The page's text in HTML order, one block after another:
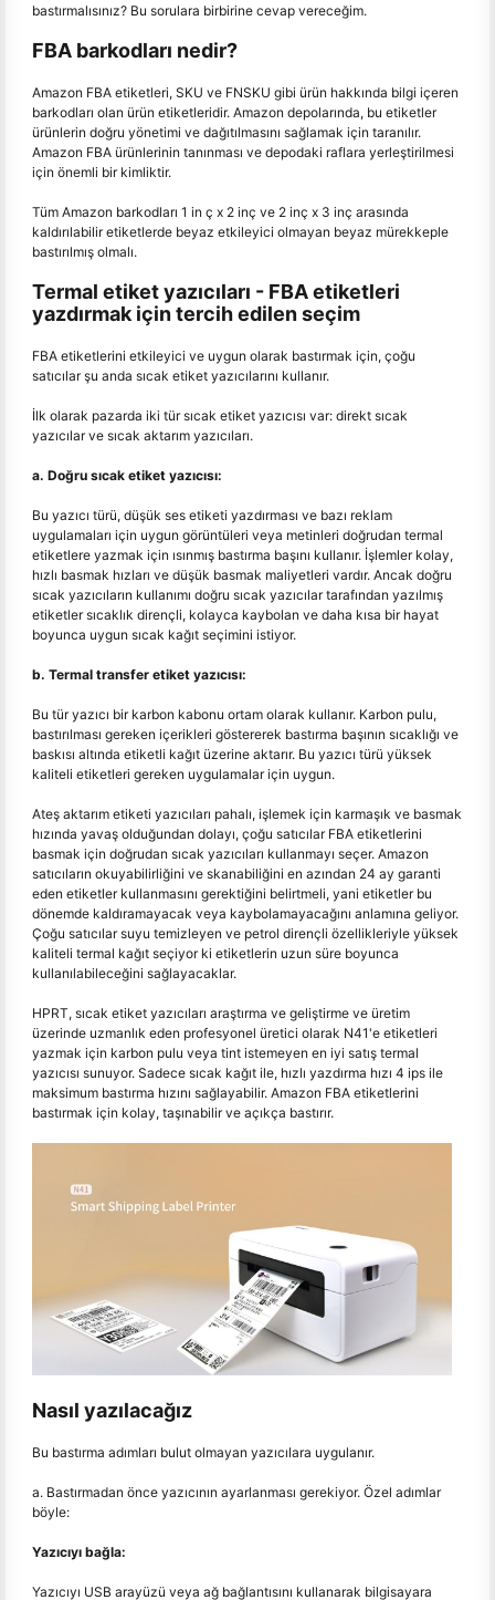
bastırmalısınız? Bu sorulara birbirine cevap vereceğim.
FBA barkodları nedir?
Amazon FBA etiketleri, SKU ve FNSKU gibi ürün hakkında bilgi içeren
barkodları olan ürün etiketleridir. Amazon depolarında, bu etiketler
ürünlerin doğru yönetimi ve dağıtılmasını sağlamak için taranılır.
Amazon FBA ürünlerinin tanınması ve depodaki raflara yerleştirilmesi
için önemli bir kimliktir.
Tüm Amazon barkodları 1 in ç x 2 inç ve 2 inç x 3 inç arasında
kaldırılabilir etiketlerde beyaz etkileyici olmayan beyaz mürekkeple
bastırılmış olmalı.
Termal etiket yazıcıları - FBA etiketleri
yazdırmak için tercih edilen seçim
FBA etiketlerini etkileyici ve uygun olarak bastırmak için, çoğu
satıcılar şu anda sıcak etiket yazıcılarını kullanır.
İlk olarak pazarda iki tür sıcak etiket yazıcısı var: direkt sıcak
yazıcılar ve sıcak aktarım yazıcıları.
a. Doğru sıcak etiket yazıcısı:
Bu yazıcı türü, düşük ses etiketi yazdırması ve bazı reklam
uygulamaları için uygun görüntüleri veya metinleri doğrudan termal
etiketlere yazmak için ısınmış bastırma başını kullanır. İşlemler kolay,
hızlı basmak hızları ve düşük basmak maliyetleri vardır. Ancak doğru
sıcak yazıcıların kullanımı doğru sıcak yazıcılar tarafından yazılmış
etiketler sıcaklık dirençli, kolayca kaybolan ve daha kısa bir hayat
boyunca uygun sıcak kağıt seçimini istiyor.
b. Termal transfer etiket yazıcısı:
Bu tür yazıcı bir karbon kabonu ortam olarak kullanır. Karbon pulu,
bastırılması gereken içerikleri göstererek bastırma başının sıcaklığı ve
baskısı altında etiketli kağıt üzerine aktarır. Bu yazıcı türü yüksek
kaliteli etiketleri gereken uygulamalar için uygun.
Ateş aktarım etiketi yazıcıları pahalı, işlemek için karmaşık ve basmak
hızında yavaş olduğundan dolayı, çoğu satıcılar FBA etiketlerini
basmak için doğrudan sıcak yazıcıları kullanmayı seçer. Amazon
satıcıların okuyabilirliğini ve skanabiliğini en azından 24 ay garanti
eden etiketler kullanmasını gerektiğini belirtmeli, yani etiketler bu
dönemde kaldıramayacak veya kaybolamayacağını anlamına geliyor.
Çoğu satıcılar suyu temizleyen ve petrol dirençli özellikleriyle yüksek
kaliteli termal kağıt seçiyor ki etiketlerin uzun süre boyunca
kullanılabileceğini sağlayacaklar.
HPRT, sıcak etiket yazıcıları araştırma ve geliştirme ve üretim
üzerinde uzmanlık eden profesyonel üretici olarak N41'e etiketleri
yazmak için karbon pulu veya tint istemeyen en iyi satış termal
yazıcısı sunuyor. Sadece sıcak kağıt ile, hızlı yazdırma hızı 4 ips ile
maksimum bastırma hızını sağlayabilir. Amazon FBA etiketlerini
bastırmak için kolay, taşınabilir ve açıkça bastırır.
Nasıl yazılacağız
Bu bastırma adımları bulut olmayan yazıcılara uygulanır.
a. Bastırmadan önce yazıcının ayarlanması gerekiyor. Özel adımlar
böyle:
Yazıcıyı bağla:
Yazıcıyı USB arayüzü veya ağ bağlantısını kullanarak bilgisayara